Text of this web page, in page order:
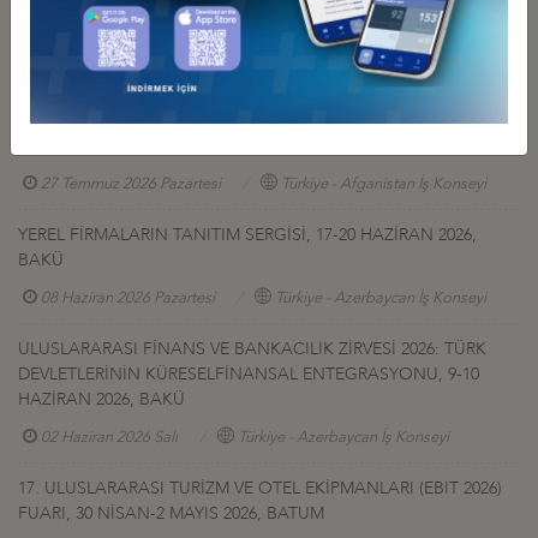
Diğer Duyurular
GÜRCİSTAN YATIRIM PROJELERİ HK.
27 Temmuz 2026 Pazartesi
27 Temmuz 2026 Pazartesi Türkiye - Afganistan İş Konseyi
YEREL FİRMALARIN TANITIM SERGİSİ, 17-20 HAZİRAN 2026,
BAKÜ
08 Haziran 2026 Pazartesi Türkiye - Azerbaycan İş Konseyi
ULUSLARARASI FİNANS VE BANKACILIK ZİRVESİ 2026: TÜRK
DEVLETLERİNİN KÜRESELFİNANSAL ENTEGRASYONU, 9-10
HAZİRAN 2026, BAKÜ
02 Haziran 2026 Salı Türkiye - Azerbaycan İş Konseyi
17. ULUSLARARASI TURİZM VE OTEL EKİPMANLARI (EBIT 2026)
FUARI, 30 NİSAN-2 MAYIS 2026, BATUM